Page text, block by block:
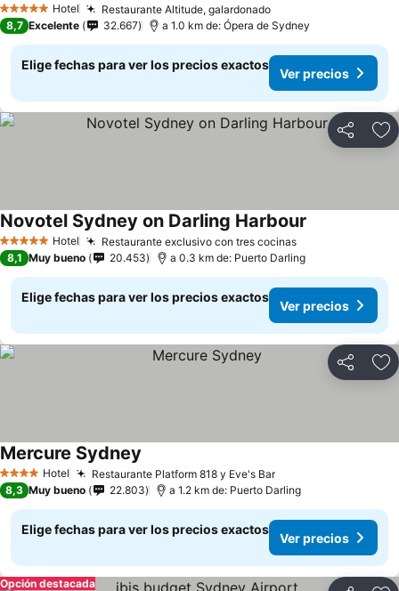
5 Estrellas Hotel Restaurante Altitude, galardonadoVer precios
8,7 Excelente 32.667 a 1.0 km de: Ópera de Sydney
Elige fechas para ver los precios exactos
Ver precios
Compartir
5 Estrellas Hotel Restaurante exclusivo con tres cocinasVer precios
Novotel Sydney on Darling Harbour
8,1 Muy bueno 20.453 a 0.3 km de: Puerto Darling
Elige fechas para ver los precios exactos
Ver precios
Compartir
4 EstrellasHotel Restaurante Platform 818 y Eve's BarVer precios
Mercure Sydney
8,3 Muy bueno 22.803 a 1.2 km de: Puerto Darling
Elige fechas para ver los precios exactos
Ver precios
Opción destacada